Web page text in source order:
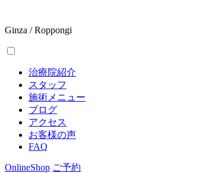
Ginza / Roppongi
治療院紹介
スタッフ
施術メニュー
ブログ
アクセス
お客様の声
FAQ
OnlineShop ご予約